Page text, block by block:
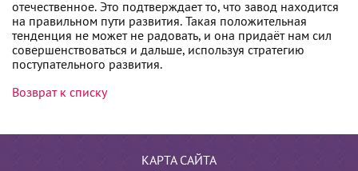
отечественное. Это подтверждает то, что завод находится
на правильном пути развития. Такая положительная
тенденция не может не радовать, и она придаёт нам сил
совершенствоваться и дальше, используя стратегию
поступательного развития.
Возврат к списку
КАРТА САЙТА